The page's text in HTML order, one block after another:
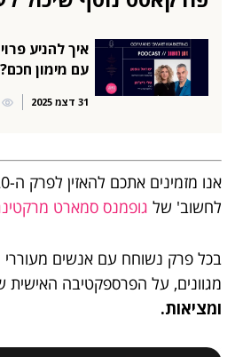
איך להניע
עם מימון חכם?
31 דצמ 2025
לחשוב' של גופמנס סמארט
בכל פרק נשוחח עם אנשים מעוררי
מגוונים, על הפרספקטיבה
ומציאות.